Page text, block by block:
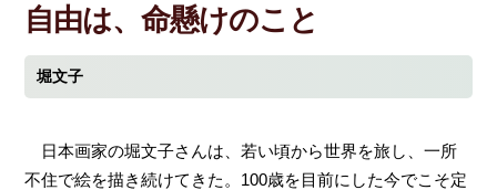
自由は、命懸けのこと
堀文子
日本画家の堀文子さんは、若い頃から世界を旅し、一所
不住で絵を描き続けてきた。100歳を目前にした今でこそ定